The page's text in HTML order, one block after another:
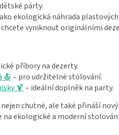
párty.
ekologická náhrada
chcete vyniknout originálními
příbory na dezerty.
🍝– pro udržitelné stolování.
🍹 – ideální doplněk na party.
chutné, ale také přináší
ekologické a moderní